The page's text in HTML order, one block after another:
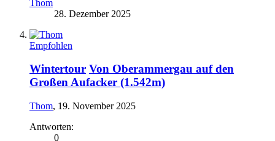
Thom
28. Dezember 2025
Empfohlen
Wintertour Von Oberammergau auf den
Großen Aufacker (1.542m)
Thom, 19. November 2025
Antworten:
0